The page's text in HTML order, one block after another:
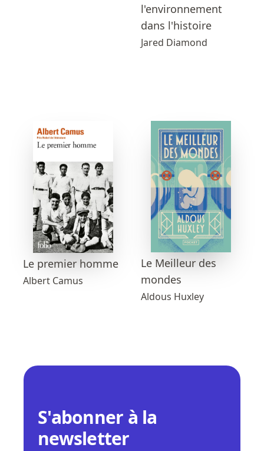
l'environnement
dans l'histoire
Jared Diamond
Le premier homme
Albert Camus
Le Meilleur des
mondes
Aldous Huxley
S'abonner à la
newsletter